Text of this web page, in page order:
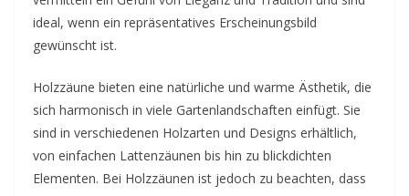
ideal, wenn ein repräsentatives Erscheinungsbild
gewünscht ist.
Holzzäune bieten eine natürliche und warme Ästhetik, die
sich harmonisch in viele Gartenlandschaften einfügt. Sie
sind in verschiedenen Holzarten und Designs erhältlich,
von einfachen Lattenzäunen bis hin zu blickdichten
Elementen. Bei Holzzäunen ist jedoch zu beachten, dass